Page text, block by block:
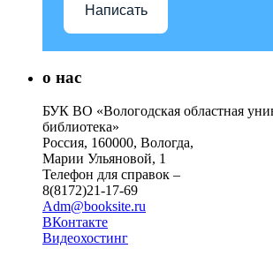
Написать
о нас
БУК ВО «Вологодская областная
библиотека»
Россия, 160000, Вологда,
Марии Ульяновой, 1
Телефон для справок –
8(8172)21-17-69
Adm@booksite.ru
ВКонтакте
Видеохостинг